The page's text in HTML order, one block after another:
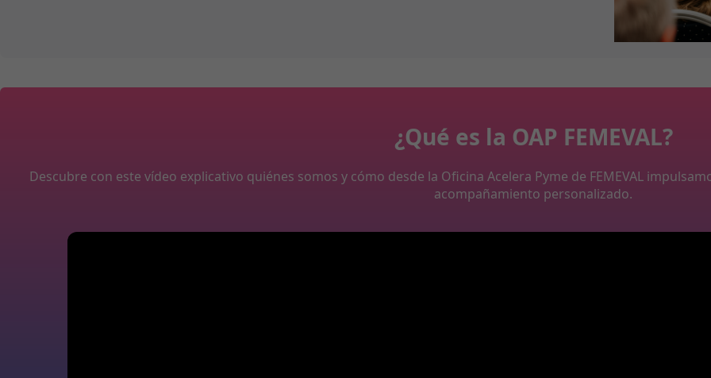
¿Qué es la OAP FEMEVAL?
Descubre con este vídeo explicativo quiénes somos y cómo desde la Oficina Acelera Pyme de FEMEVAL
acompañamiento personalizado.